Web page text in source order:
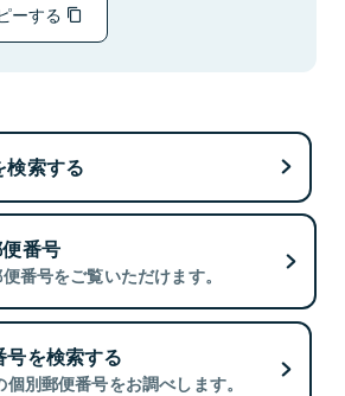
ーする
検索する
番号
番号をご覧いただけます。
を検索する
別郵便番号をお調べします。